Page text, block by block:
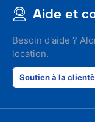
Aide et
Besoin d'aide ?
location.
Soutien à la